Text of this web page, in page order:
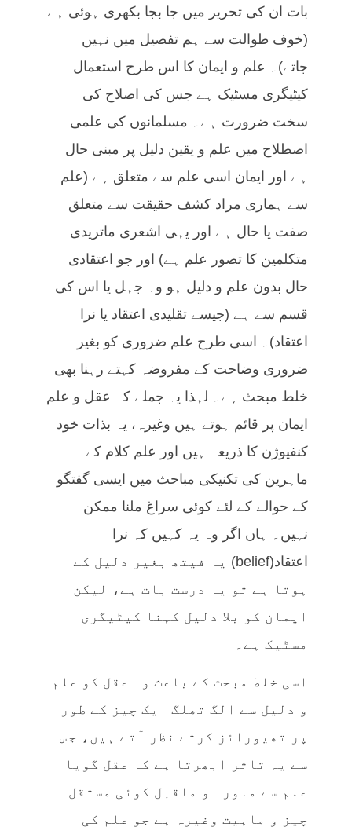
بات ان کی تحریر میں جا بجا بکھری ہوئی ہے
(خوف طوالت سے ہم تفصیل میں نہیں
جاتے)۔ علم و ایمان کا اس طرح استعمال
کیٹیگری مسٹیک ہے جس کی اصلاح کی
سخت ضرورت ہے۔ مسلمانوں کی علمی
اصطلاح میں علم و یقین دلیل پر مبنی حال
ہے اور ایمان اسی علم سے متعلق ہے (علم
سے ہماری مراد کشف حقیقت سے متعلق
صفت یا حال ہے اور یہی اشعری ماتریدی
متکلمین کا تصور علم ہے) اور جو اعتقادی
حال بدون علم و دلیل ہو وہ جہل یا اس کی
قسم سے ہے (جیسے تقلیدی اعتقاد یا نرا
اعتقاد)۔ اسی طرح علم ضروری کو بغیر
ضروری وضاحت کے مفروضہ کہتے رہنا بھی
خلط مبحث ہے۔ لہذا یہ جملے کہ عقل و علم
ایمان پر قائم ہوتے ہیں وغیرہ، یہ بذات خود
کنفیوژن کا ذریعہ ہیں اور علم کلام کے
ماہرین کی تکنیکی مباحث میں ایسی گفتگو
کے حوالے کے لئے کوئی سراغ ملنا ممکن
نہیں۔ ہاں اگر وہ یہ کہیں کہ نرا
اعتقاد(belief) یا فیتھ بغیر دلیل کے
ہوتا ہے تو یہ درست بات ہے، لیکن
ایمان کو بلا دلیل کہنا کیٹیگری
مسٹیک ہے۔
اسی خلط مبحث کے باعث وہ عقل کو علم
و دلیل سے الگ تھلگ ایک چیز کے طور
پر تھیورائز کرتے نظر آتے ہیں، جس
سے یہ تاثر ابھرتا ہے کہ عقل گویا
علم سے ماورا و ماقبل کوئی مستقل
چیز و ماہیت وغیرہ ہے جو علم کی